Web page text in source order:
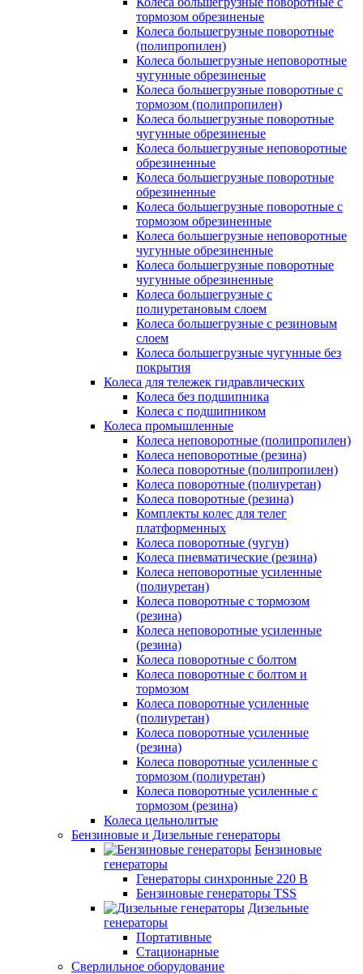
тормозом обрезиненые
Колеса большегрузные поворотные
(полипропилен)
Колеса большегрузные неповоротные
чугунные обрезиненые
Колеса большегрузные поворотные с
тормозом (полипропилен)
Колеса большегрузные поворотные
чугунные обрезиненые
Колеса большегрузные неповоротные
обрезиненные
Колеса большегрузные поворотные
обрезиненные
Колеса большегрузные поворотные с
тормозом обрезиненные
Колеса большегрузные неповоротные
чугунные обрезиненные
Колеса большегрузные поворотные
чугунные обрезиненные
Колеса большегрузные с
полиуретановым слоем
Колеса большегрузные с резиновым
слоем
Колеса большегрузные чугунные без
покрытия
Колеса для тележек гидравлических
Колеса без подшипника
Колеса с подшипником
Колеса промышленные
Колеса неповоротные (полипропилен)
Колеса неповоротные (резина)
Колеса поворотные (полипропилен)
Колеса поворотные (полиуретан)
Колеса поворотные (резина)
Комплекты колес для телег
платформенных
Колеса поворотные (чугун)
Колеса пневматические (резина)
Колеса неповоротные усиленные
(полиуретан)
Колеса поворотные c тормозом
(резина)
Колеса неповоротные усиленные
(резина)
Колеса поворотные с болтом
Колеса поворотные с болтом и
тормозом
Колеса поворотные усиленные
(полиуретан)
Колеса поворотные усиленные
(резина)
Колеса поворотные усиленные с
тормозом (полиуретан)
Колеса поворотные усиленные с
тормозом (резина)
Колеса цельнолитые
Бензиновые и Дизельные генераторы
Бензиновые
генераторы
Генераторы синхронные 220 В
Бензиновые генераторы TSS
Дизельные
генераторы
Портативные
Стационарные
Сверлильное оборудование